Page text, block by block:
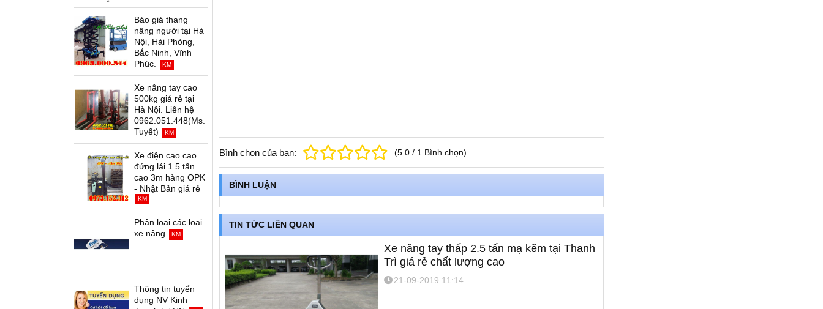
Báo giá thang
nâng người tại Hà
Nội, Hải Phòng,
Bắc Ninh, Vĩnh
Phúc.
KM
Xe nâng tay cao
500kg giá rẻ tại
Hà Nội. Liên hệ
0962.051.448(Ms.
Tuyết)
KM
Xe điện cao cao
đứng lái 1.5 tấn
cao 3m hàng OPK
- Nhật Bản giá rẻ
KM
Phân loại các loại
xe nâng
KM
Thông tin tuyển
dụng NV Kinh
Bình chọn của bạn: (5.0/ 1 Bình chọn)
BÌNH LUẬN
TIN TỨC LIÊN QUAN
Xe nâng tay thấp 2.5 tấn mạ kẽm tại Thanh
Trì giá rẻ chất lượng cao
21-09-2019 11:14